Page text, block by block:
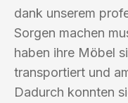
dank unserem
Sorgen machen
haben ihre Möbel
transportiert und
Dadurch konnten